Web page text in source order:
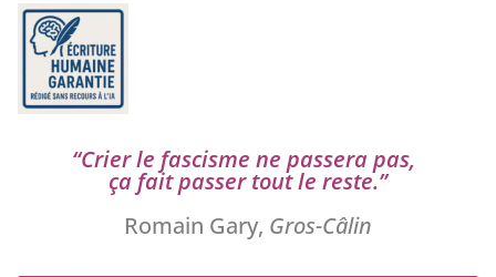
“Crier le fas­cisme ne pas­se­ra pas,
ça fait pas­ser tout le reste.”
Romain Gary, Gros-Câlin